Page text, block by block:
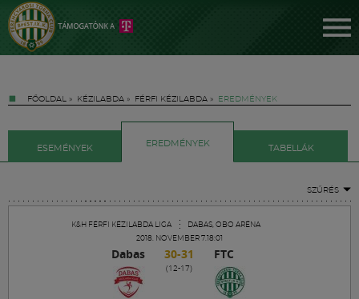
FŐOLDAL » KÉZILABDA » FÉRFI KÉZILABDA » EREDMÉNYEK
ESEMÉNYEK
EREDMÉNYEK
TABELLÁK
SZŰRÉS
K&H FÉRFI KÉZILABDA LIGA
DABAS, OBO ARÉNA
2018. NOVEMBER 7.18:01
Dabas 30-31 FTC
(12-17)
FM YouTube +